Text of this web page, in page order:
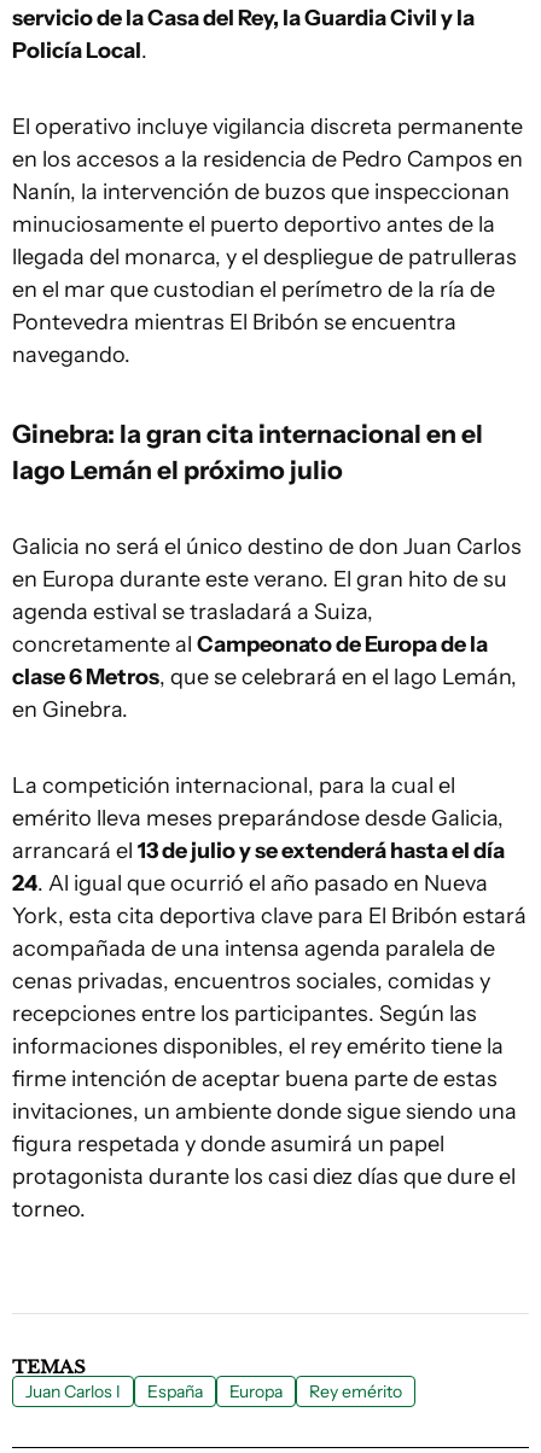
servicio de la Casa del Rey, la Guardia Civil y la
Policía Local.
El operativo incluye vigilancia discreta permanente
en los accesos a la residencia de Pedro Campos en
Nanín, la intervención de buzos que inspeccionan
minuciosamente el puerto deportivo antes de la
llegada del monarca, y el despliegue de patrulleras
en el mar que custodian el perímetro de la ría de
Pontevedra mientras El Bribón se encuentra
navegando.
Ginebra: la gran cita internacional en el
lago Lemán el próximo julio
Galicia no será el único destino de don Juan Carlos
en Europa durante este verano. El gran hito de su
agenda estival se trasladará a Suiza,
concretamente al Campeonato de Europa de la
clase 6 Metros, que se celebrará en el lago Lemán,
en Ginebra.
La competición internacional, para la cual el
emérito lleva meses preparándose desde Galicia,
arrancará el 13 de julio y se extenderá hasta el día
24. Al igual que ocurrió el año pasado en Nueva
York, esta cita deportiva clave para El Bribón estará
acompañada de una intensa agenda paralela de
cenas privadas, encuentros sociales, comidas y
recepciones entre los participantes. Según las
informaciones disponibles, el rey emérito tiene la
firme intención de aceptar buena parte de estas
invitaciones, un ambiente donde sigue siendo una
figura respetada y donde asumirá un papel
protagonista durante los casi diez días que dure el
torneo.
TEMAS
Juan Carlos I España Europa Rey emérito